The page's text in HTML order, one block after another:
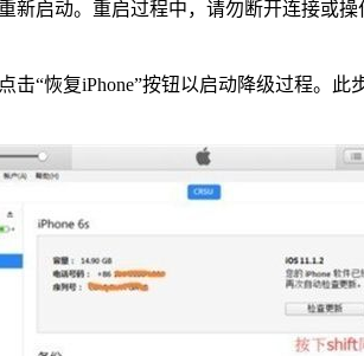
新启动。重启过程中，请勿断开连接或
击“恢复iPhone”按钮以启动降级过程。